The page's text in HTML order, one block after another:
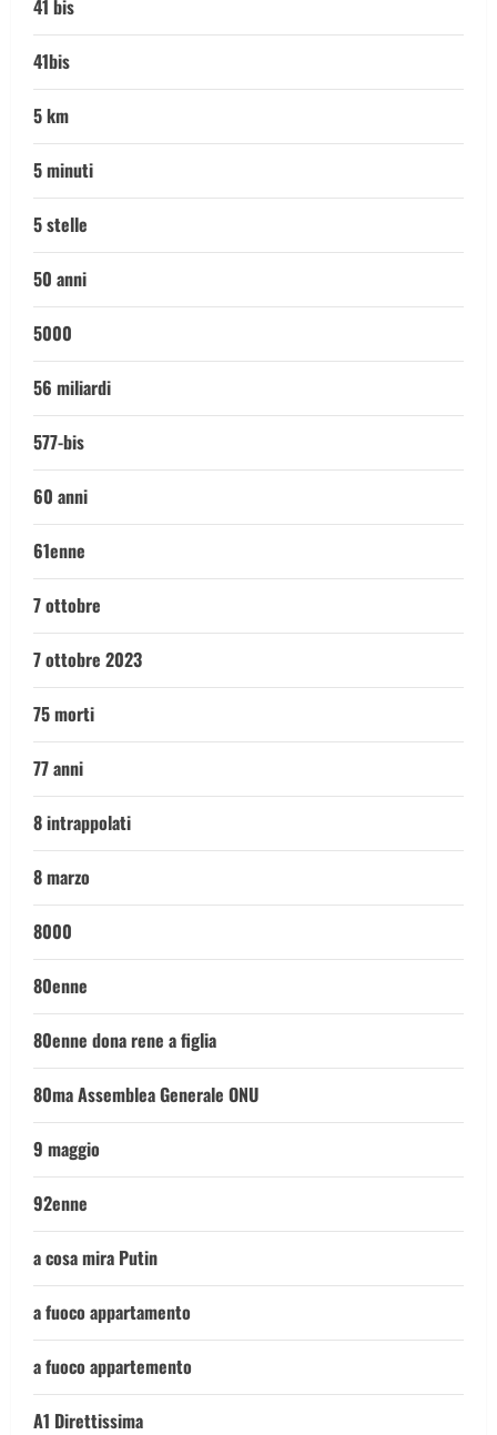
41 bis
41bis
5 km
5 minuti
5 stelle
50 anni
5000
56 miliardi
577-bis
60 anni
61enne
7 ottobre
7 ottobre 2023
75 morti
77 anni
8 intrappolati
8 marzo
8000
80enne
80enne dona rene a figlia
80ma Assemblea Generale ONU
9 maggio
92enne
a cosa mira Putin
a fuoco appartamento
a fuoco appartemento
A1 Direttissima